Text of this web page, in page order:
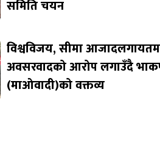
समिति चयन
विश्वविजय, सीमा
अवसरवादको आरोप लगाउँदै
(माओवादी)को वक्तव्य